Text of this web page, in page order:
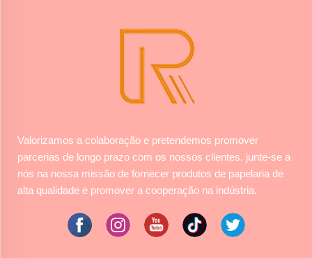
Valorizamos a colaboração e pretendemos promover
parcerias de longo prazo com os nossos clientes. junte-se a
nós na nossa missão de fornecer produtos de papelaria de
alta qualidade e promover a cooperação na indústria.